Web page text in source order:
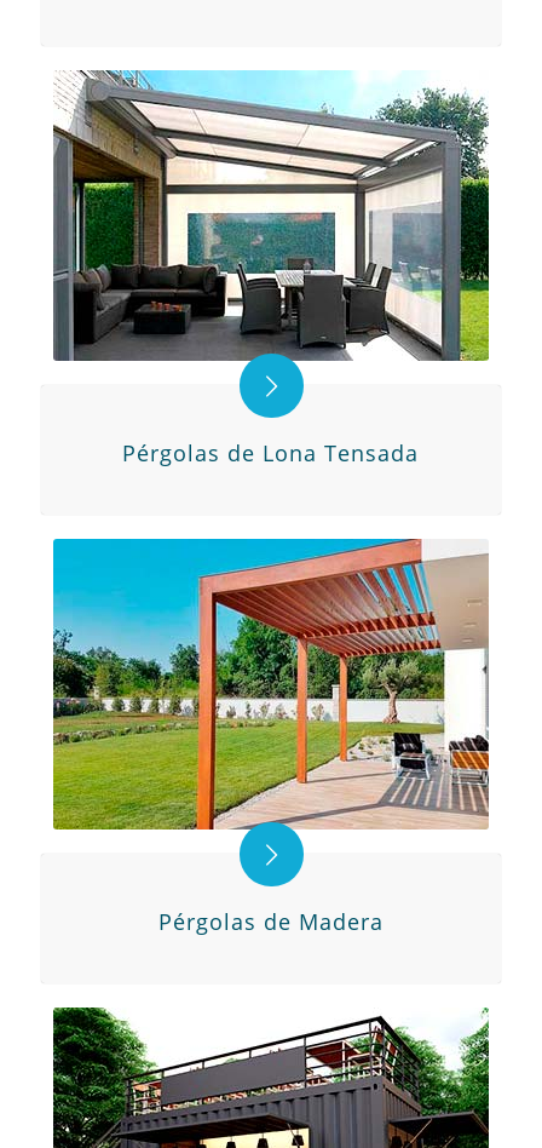
Pérgolas de Lona Tensada
Pérgolas de Madera